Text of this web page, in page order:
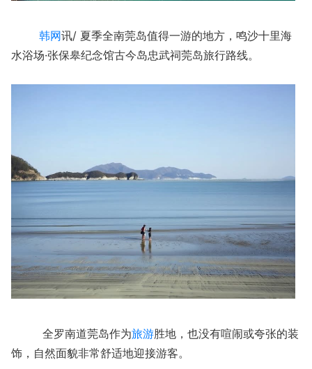
韩网讯/ 夏季全南莞岛值得一游的地方，鸣沙十里海
水浴场·张保皋纪念馆古今岛忠武祠莞岛旅行路线。
全罗南道莞岛作为旅游胜地，也没有喧闹或夸张的装
饰，自然面貌非常舒适地迎接游客。